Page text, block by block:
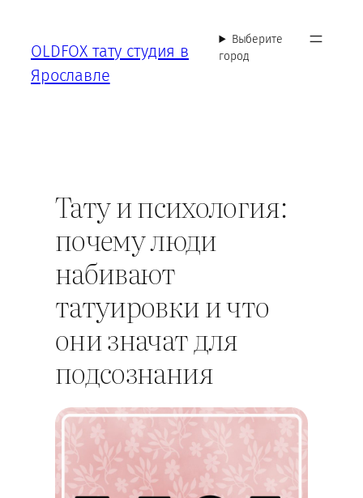
содержимому
OLDFOX тату студия в
Ярославле
Выберите
город
Тату и психология:
почему люди
набивают
татуировки и что
они значат для
подсознания